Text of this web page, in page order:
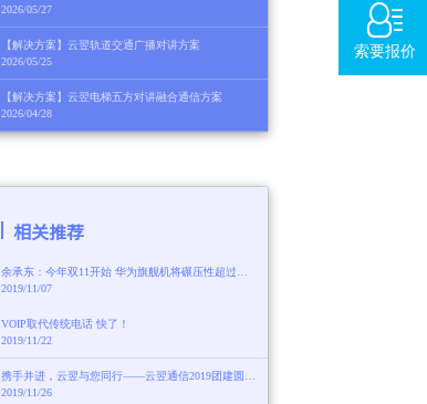
2026/05/27
【解决方案】云翌轨道交通广播对讲方案
2026/05/25
【解决方案】云翌电梯五方对讲融合通信方案
2026/04/28
相关推荐
2019/11/07
VOIP取代传统电话 快了！
2019/11/22
2019/11/26
索要报价